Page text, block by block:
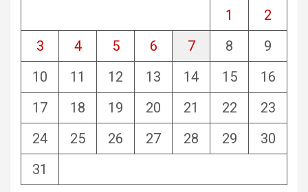
1
2
3
4 5 6 7 8
9
10
11 12 13 14 15
16
17
18 19 20 21 22
23
24
25 26 27 28 29
30
31